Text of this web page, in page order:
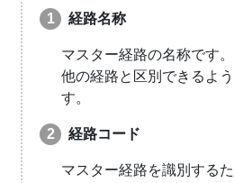
経路名称
マスター経路の名称です。
他の経路と区別できるよ
す。
経路コード
マスター経路を識別する